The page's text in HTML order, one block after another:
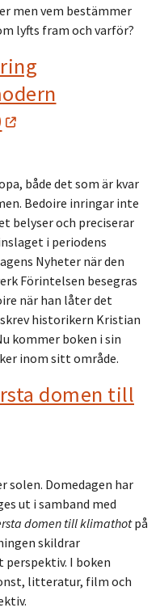
men vem bestämmer
lyfts fram och varför?
både det som är kvar
Bedoire inringar inte
belyser och preciserar
i periodens
Nyheter när den
Förintelsen besegras
när han låter det
historikern Kristian
kommer boken i sin
inom sitt område.
domen till
solen. Domedagen har
ut i samband med
domen till klimathotpå
skildrar
I boken
litteratur, film och